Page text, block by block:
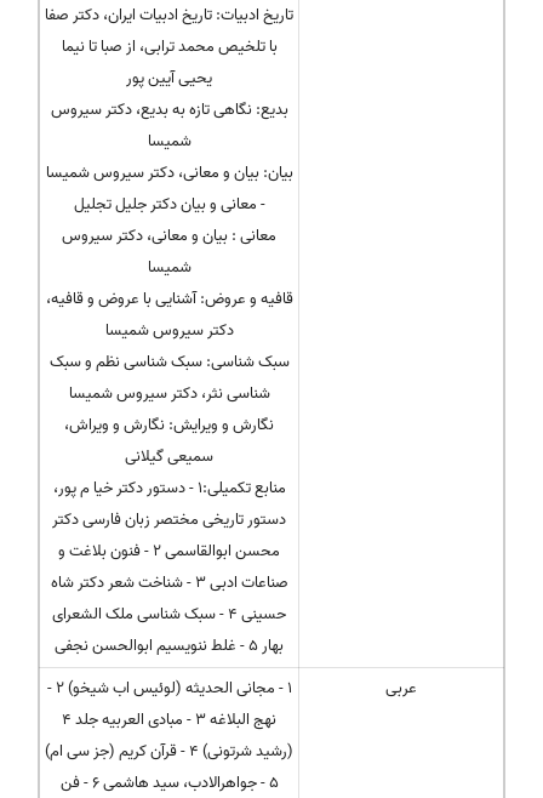
تاریخ ادبیات: تاریخ ادبیات ایران، دکتر صفا
با تلخیص محمد ترابی، از صبا تا نیما
یحیی آیین پور
بدیع: نگاهی تازه به بدیع، دکتر سیروس
شمیسا
بیان: بیان و معانی، دکتر سیروس شمیسا
- معانی و بیان دکتر جلیل تجلیل
معانی : بیان و معانی، دکتر سیروس
شمیسا
قافیه و عروض: آشنایی با عروض و قافیه،
دکتر سیروس شمیسا
سبک شناسی: سبک شناسی نظم و سبک
شناسی نثر، دکتر سیروس شمیسا
نگارش و ویرایش: نگارش و ویراش،
سمیعی گیلانی
منابع تکمیلی:1 - دستور دکتر خیا م پور،
دستور تاریخی مختصر زبان فارسی دکتر
محسن ابوالقاسمی 2 - فنون بلاغت و
صناعات ادبی 3 - شناخت شعر دکتر شاه
حسینی 4 - سبک شناسی ملک الشعرای
بهار 5 - غلط ننویسیم ابوالحسن نجفی
عربی
1 - مجانی الحدیثه (لوئیس اب شیخو) 2 -
نهج البلاغه 3 - مبادی العربیه جلد 4
(رشید شرتونی) 4 - قرآن کریم (جز سی ام)
5 - جواهرالادب، سید هاشمی 6 - فن